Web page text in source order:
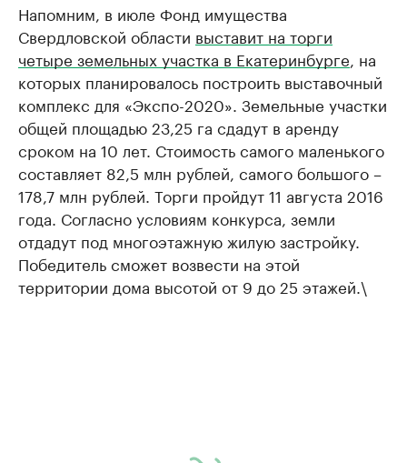
Напомним, в июле Фонд имущества
Свердловской области выставит на торги
четыре земельных участка в Екатеринбурге , на
которых планировалось построить выставочный
комплекс для «Экспо-2020». Земельные участки
общей площадью 23,25 га сдадут в аренду
сроком на 10 лет. Стоимость самого маленького
составляет 82,5 млн рублей, самого большого –
178,7 млн рублей. Торги пройдут 11 августа 2016
года. Согласно условиям конкурса, земли
отдадут под многоэтажную жилую застройку.
Победитель сможет возвести на этой
территории дома высотой от 9 до 25 этажей.\